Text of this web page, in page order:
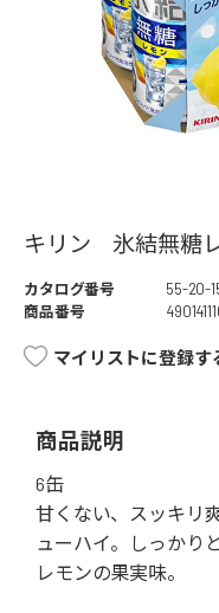
キリン 氷結無糖
カタログ番号
55-20-
商品番号
マイリストに登録す
商品説明
6缶
甘くない、スッキリ
ューハイ。しっかり
レモンの果実味。